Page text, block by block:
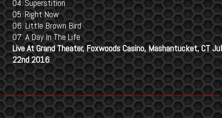
04. Superstition
05. Right Now
06. Little Brown Bird
07. A Day In The Life
Live At Grand Theater, Foxwoods Casino, Mashantucket, CT
22nd 2016